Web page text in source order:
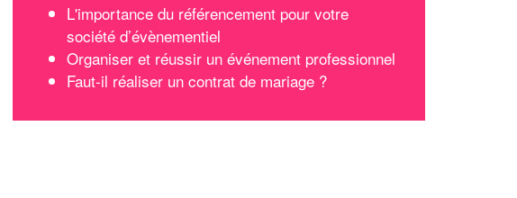
L'importance du référencement pour votre
société d’évènementiel
Organiser et réussir un événement professionnel
Faut-il réaliser un contrat de mariage ?